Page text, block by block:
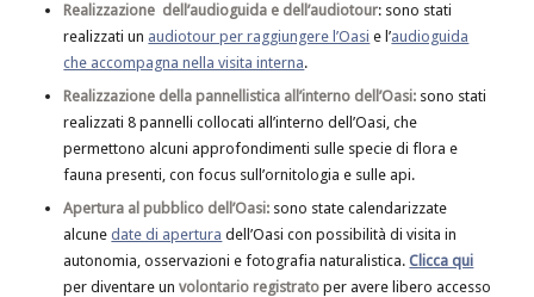
Realizzazione dell’audioguida e dell’audiotour: sono stati
realizzati un audiotour per raggiungere l’Oasi e l’audioguida
che accompagna nella visita interna.
Realizzazione della pannellistica all’interno dell’Oasi: sono stati
realizzati 8 pannelli collocati all’interno dell’Oasi, che
permettono alcuni approfondimenti sulle specie di flora e
fauna presenti, con focus sull’ornitologia e sulle api.
Apertura al pubblico dell’Oasi: sono state calendarizzate
alcunedate di apertura dell’Oasi con possibilità di visita in
autonomia, osservazioni e fotografia naturalistica. Clicca qui
per diventare un volontario registrato per avere libero accesso